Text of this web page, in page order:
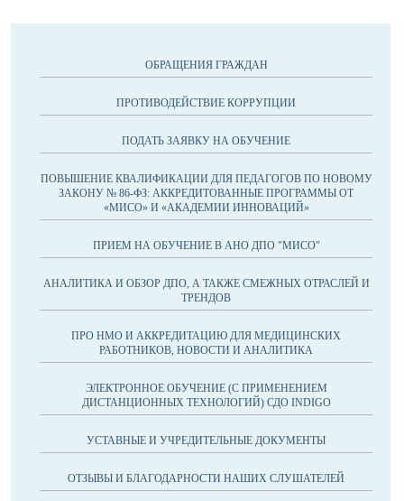
ОБРАЩЕНИЯ ГРАЖДАН
ПРОТИВОДЕЙСТВИЕ КОРРУПЦИИ
ПОДАТЬ ЗАЯВКУ НА ОБУЧЕНИЕ
ПОВЫШЕНИЕ КВАЛИФИКАЦИИ ДЛЯ ПЕДАГОГОВ ПО НОВОМУ
ЗАКОНУ № 86-ФЗ: АККРЕДИТОВАННЫЕ ПРОГРАММЫ ОТ
«МИСО» И «АКАДЕМИИ ИННОВАЦИЙ»
ПРИЕМ НА ОБУЧЕНИЕ В АНО ДПО "МИСО"
АНАЛИТИКА И ОБЗОР ДПО, А ТАКЖЕ СМЕЖНЫХ ОТРАСЛЕЙ И
ТРЕНДОВ
ПРО НМО И АККРЕДИТАЦИЮ ДЛЯ МЕДИЦИНСКИХ
РАБОТНИКОВ, НОВОСТИ И АНАЛИТИКА
ЭЛЕКТРОННОЕ ОБУЧЕНИЕ (С ПРИМЕНЕНИЕМ
ДИСТАНЦИОННЫХ ТЕХНОЛОГИЙ) СДО INDIGO
УСТАВНЫЕ И УЧРЕДИТЕЛЬНЫЕ ДОКУМЕНТЫ
ОТЗЫВЫ И БЛАГОДАРНОСТИ НАШИХ СЛУШАТЕЛЕЙ